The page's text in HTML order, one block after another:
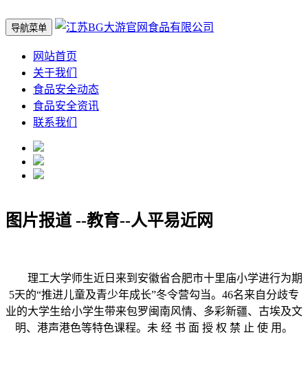
导航菜单
网站首页
关于我们
食品安全动态
食品安全资讯
联系我们
图片报道 --教育--人平易近网
理工大学师生近日来到安徽省合肥市十里庙小学进行为期
5天的“推进儿童及青少年成长”冬令营勾当。46名来自分歧专
业的大学生给小学生带来包罗闽南风情、多彩新疆、古埃及文
明、港声港色等特色课程。未 经 书 面 授 权 禁 止 使 用。